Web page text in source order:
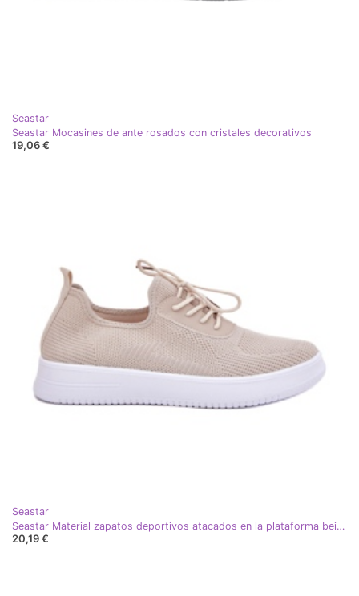
Seastar
Seastar Mocasines de ante rosados ​​con cristales decorativos
19,06 €
Seastar
Seastar Material zapatos deportivos atacados en la plataforma beige para mujeres
20,19 €